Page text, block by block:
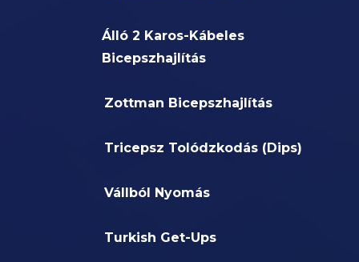
Álló 2 Karos-Kábeles
Bicepszhajlítás
Zottman Bicepszhajlítás
Tricepsz Tolódzkodás (Dips)
Vállból Nyomás
Turkish Get-Ups